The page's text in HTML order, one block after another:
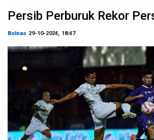
Persib Perburuk Rekor
Bolnas 29-10-2024, 18:47